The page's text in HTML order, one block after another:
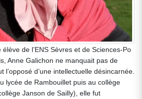
de l’ENS Sèvres et de Sciences-Po
Anne Galichon ne manquait pas de
l’opposé d’une intellectuelle désincarnée.
lycée de Rambouillet puis au collège
Janson de Sailly), elle fut